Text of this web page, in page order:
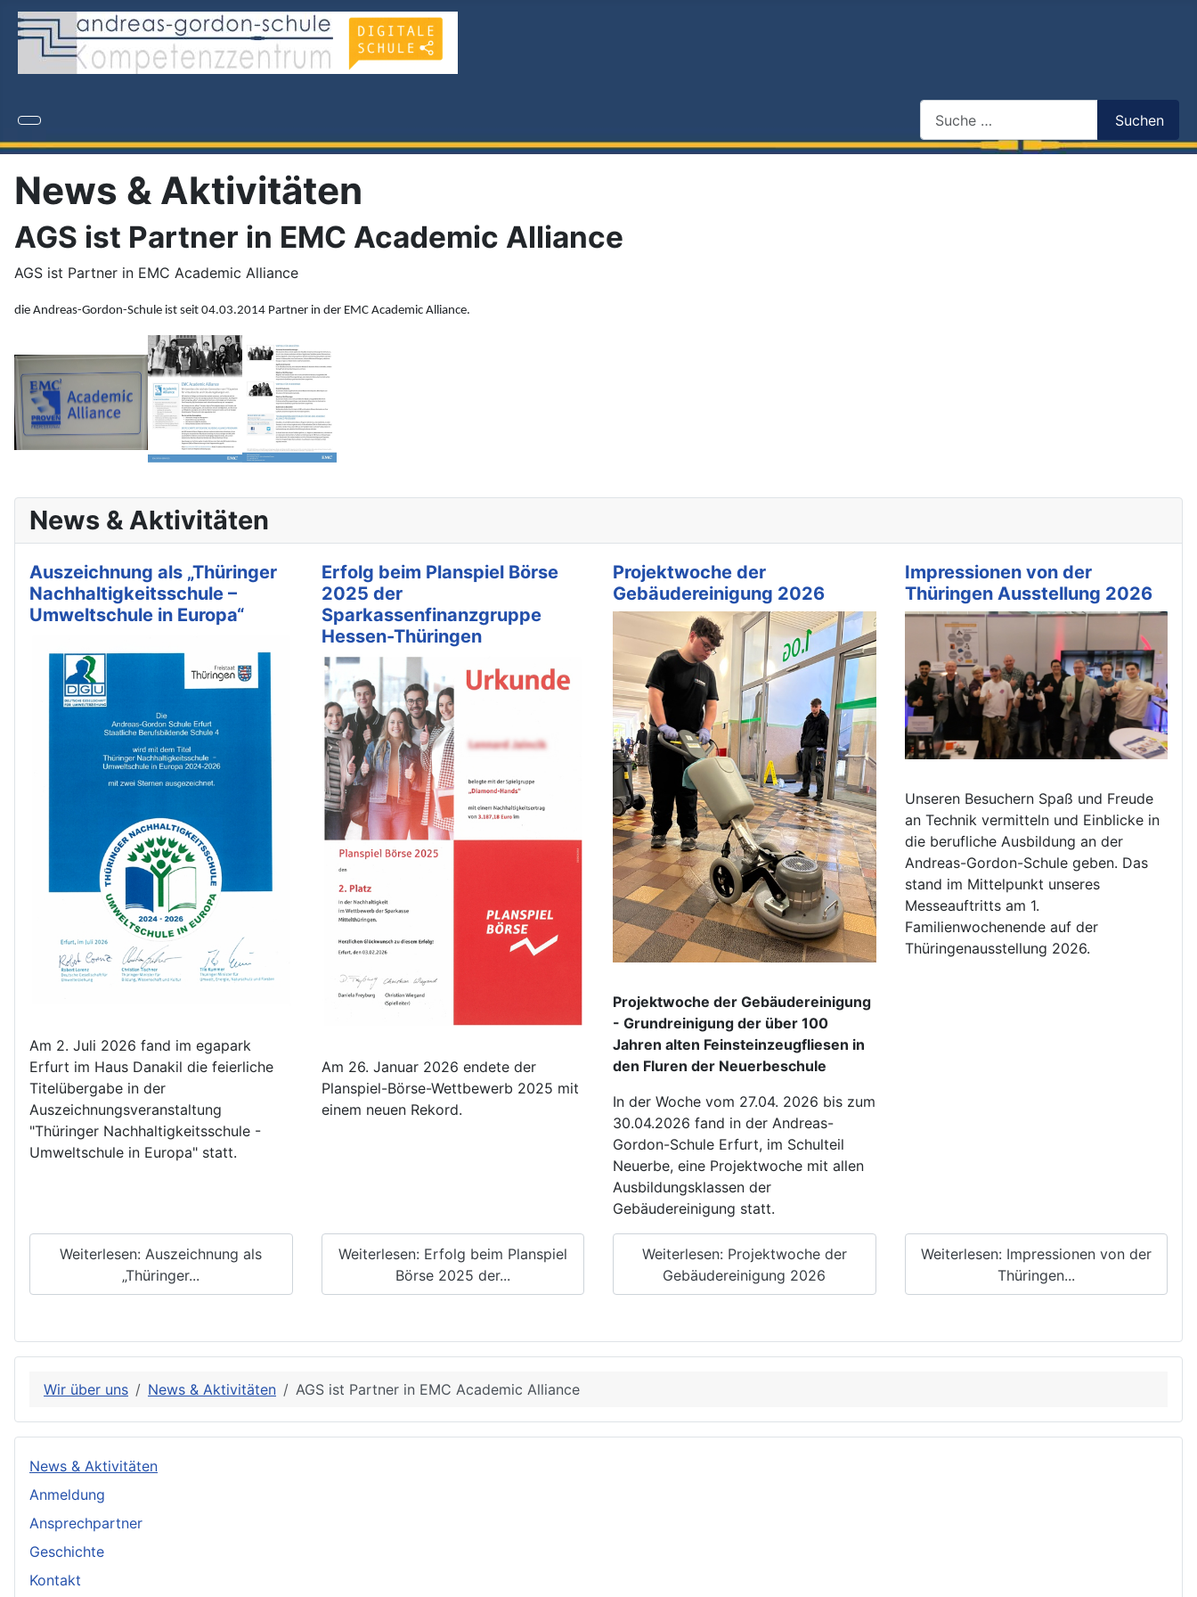
Suchen
News & Aktivitäten
AGS ist Partner in EMC Academic Alliance
AGS ist Partner in EMC Academic Alliance
die Andreas-Gordon-Schule ist seit 04.03.2014 Partner in der EMC Academic Alliance.
News & Aktivitäten
Auszeichnung als „Thüringer
Nachhaltigkeitsschule –
Umweltschule in Europa“
Am 2. Juli 2026 fand im egapark
Erfurt im Haus Danakil die feierliche
Titelübergabe in der
Auszeichnungsveranstaltung
"Thüringer Nachhaltigkeitsschule -
Umweltschule in Europa" statt.
Weiterlesen: Auszeichnung als
„Thüringer...
Erfolg beim Planspiel Börse
2025 der
Sparkassenfinanzgruppe
Hessen-Thüringen
Am 26. Januar 2026 endete der
Planspiel-Börse-Wettbewerb 2025 mit
einem neuen Rekord.
Weiterlesen: Erfolg beim Planspiel
Börse 2025 der...
Projektwoche der
Gebäudereinigung 2026
Projektwoche der Gebäudereinigung
- Grundreinigung der über 100
Jahren alten Feinsteinzeugfliesen in
den Fluren der Neuerbeschule
In der Woche vom 27.04. 2026 bis zum
30.04.2026 fand in der Andreas-
Gordon-Schule Erfurt, im Schulteil
Neuerbe, eine Projektwoche mit allen
Ausbildungsklassen der
Gebäudereinigung statt.
Weiterlesen: Projektwoche der
Gebäudereinigung 2026
Impressionen von der
Thüringen Ausstellung 2026
Unseren Besuchern Spaß und Freude
an Technik vermitteln und Einblicke in
die berufliche Ausbildung an der
Andreas-Gordon-Schule geben. Das
stand im Mittelpunkt unseres
Messeauftritts am 1.
Familienwochenende auf der
Thüringenausstellung 2026.
Weiterlesen: Impressionen von der
Thüringen...
Wir über uns News & Aktivitäten AGS ist Partner in EMC Academic Alliance
News & Aktivitäten
Anmeldung
Ansprechpartner
Geschichte
Kontakt